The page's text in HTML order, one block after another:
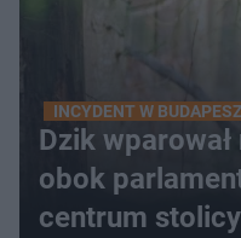
INCYDENT W
Dzik
obok
centrum stolicy